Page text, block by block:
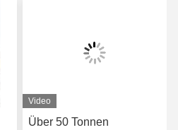
Video
Über 50 Tonnen